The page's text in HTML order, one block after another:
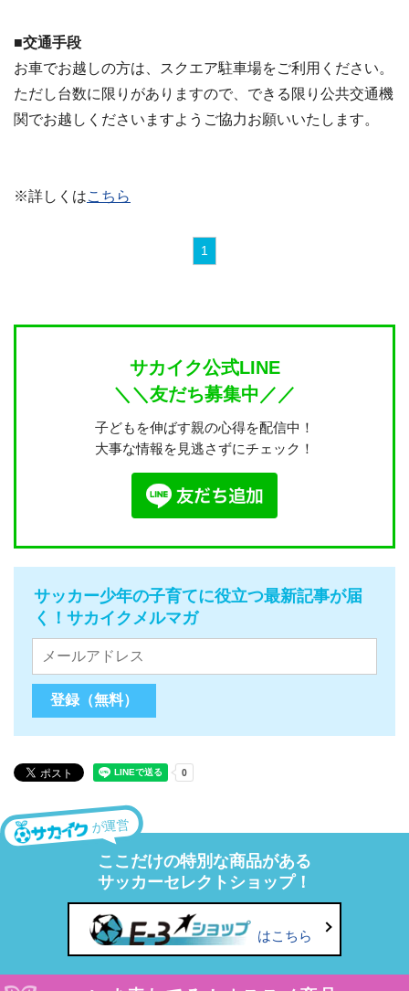
■交通手段
お車でお越しの方は、スクエア駐車場をご利用ください。
ただし台数に限りがありますので、できる限り公共交通機
関でお越しくださいますようご協力お願いいたします。
※詳しくはこちら
1
サカイク公式LINE
＼＼友だち募集中／／
子どもを伸ばす親の心得を配信中！
大事な情報を見逃さずにチェック！
サッカー少年の子育てに役立つ最新記事が届
く！サカイクメルマガ
が運営
ここだけの特別な商品がある
サッカーセレクトショップ！
はこちら